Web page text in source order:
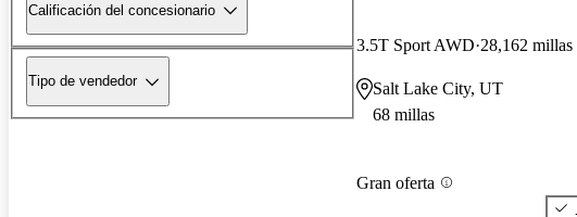
Calificación del concesionario
Tipo de vendedor
3.5T Sport AWD 28,162 millas
Salt Lake City, UT
68 millas
Gran oferta